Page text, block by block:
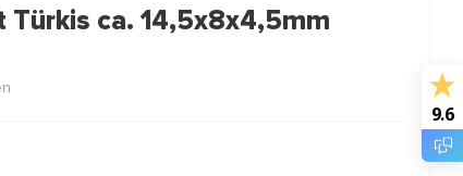
ca. 14,5x8x4,5mm
9.6